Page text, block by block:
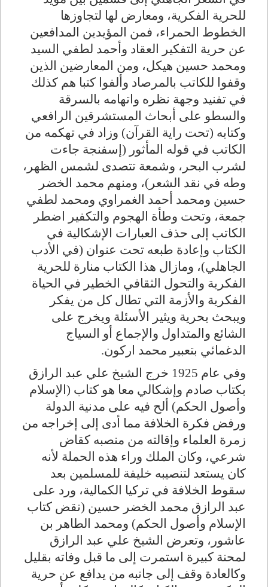
للحرية الفكرية، ومعارض لها لتجاوزها
الخطوط الحمراء، فمن المؤيدين المدافعين
عن حرية التفكير العقاد وأحمد لطفي السيد
ومحمد حسين هيكل، ومن المعارضين الذين
وقفوا للكاتب بالمرصاد وألفوا كتبا هم كذلك
في تفنيد وجهة نظره واتهامه بالسرقة
والسطو على أبحاث المستشرقين الرافعي
وكتابه (تحت راية القرآن) وزاد في تهكمه من
الكاتب في قوله المأثور (إسفنجة جاءت
لشرب البحر، وشمعة تتصدى لشمس الظهر،
وطه في نقد الشعر)، ومنهم محمد الخضر
حسين ومحمد أحمد الغمراوي ومحمد لطفي
جمعة، وتحت وطأة الهجوم والتكفير اضطر
الكاتب إلى حذف العبارات الإشكالية في
الكتاب وإعادة طبعه تحت عنوان (في الأدب
الجاهلي)، ومازال هذا الكتاب منارة للحرية
الفكرية والتحول الثقافي الخطير في الحياة
الفكرية والأزمة التي تطال كل من يفكر
ويبحث بحرية ويثير الأسئلة ويخرج على
الشائع والمتداول والإجماع أو السياج
الدغمائي بتعبير محمد اركون.
وفي عام 1925 خرج الشيخ علي عبد الرازق
بكتاب صادم وإشكالي معا هو كتاب (الإسلام
وأصول الحكم) ألح فيه على مدنية الدولة
ورفض فكرة الخلافة مما أدى إلى إخراجه من
زمرة العلماء وإقالته من منصبه كقاض
شرعي، وكان الملك وراء هذه الحملة لأنه
كان يستعد لتنصيبه خليفة للمسلمين بعد
سقوط الخلافة في تركيا الكمالية، ورد على
عبد الرازق محمد الخضر حسين (نقض كتاب
الإسلام وأصول الحكم) ومحمد الطاهر بن
عاشور، وتعرض الشيخ علي عبد الرازق
لمحنة كبيرة استمرت إلى ما قبل وفاته بقليل
وكالعادة وقف إلى جانبه من يدافع عن حرية